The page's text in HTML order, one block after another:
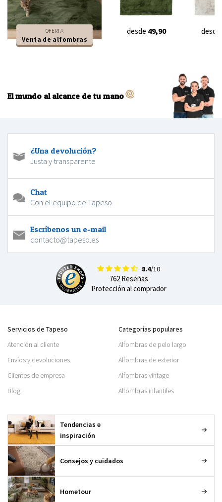
OFERTA
Venta de alfombras
desde 49,90 desde
El mundo al alcance de tu mano
¿Una devolución?
Justa y transparente
Chat
Con el equipo de Tapeso
Escríbenos un e-mail
contacto@tapeso.es
8.4/10
762 Reseñas
Protección al comprador
Servicios de Tapeso
Atención al cliente
Envíos y devoluciones
Clientes de empresa
Blog
Categorías populares
Alfombras de pelo largo
Alfombras de exterior
Alfombras vintage
Alfombras infantiles
Tendencias e
inspiración
Consejos y cuidados
Hometour